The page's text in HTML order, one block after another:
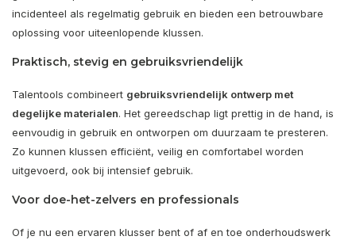
incidenteel als regelmatig gebruik en bieden een betrouwbare
oplossing voor uiteenlopende klussen.
Praktisch, stevig en gebruiksvriendelijk
Talentools combineert gebruiksvriendelijk ontwerp met
degelijke materialen. Het gereedschap ligt prettig in de hand, is
eenvoudig in gebruik en ontworpen om duurzaam te presteren.
Zo kunnen klussen efficiënt, veilig en comfortabel worden
uitgevoerd, ook bij intensief gebruik.
Voor doe-het-zelvers en professionals
Of je nu een ervaren klusser bent of af en toe onderhoudswerk